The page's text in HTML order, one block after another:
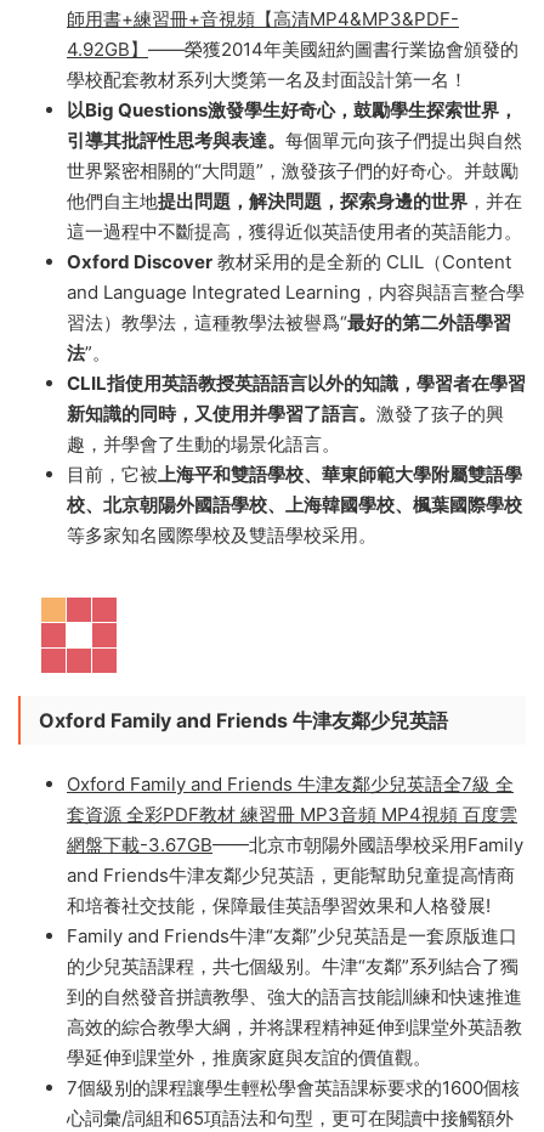
Oxford Discover第2版 牛津探索發現
Oxford Discover第2版 牛津探索發現 全6級學生用書+教
師用書+練習冊+音視頻【高清MP4&MP3&PDF-
4.92GB】——榮獲2014年美國紐約圖書行業協會頒發的
學校配套教材系列大獎第一名及封面設計第一名！
以Big Questions激發學生好奇心，鼓勵學生探索世界，
引導其批評性思考與表達。 每個單元向孩子們提出與自然
世界緊密相關的“大問題”，激發孩子們的好奇心。并鼓勵
他們自主地
這一過程中不斷提高，獲得近似英語使用者的英語能力。
Oxford Discover教材采用的是全新的 CLIL（Content
and Language Integrated Learning，内容與語言整合學
習法）教學法，這種教學法被譽爲“最好的第二外語學習
法”。
CLIL指使用英語教授英語語言以外的知識，學習者在學習
趣，并學會了生動的場景化語言。
目前，它被
Oxford Family and Friends 牛津友鄰少兒英語
Oxford Family and Friends 牛津友鄰少兒英語全7級 全
套資源 全彩PDF教材 練習冊 MP3音頻 MP4視頻 百度雲
網盤下載-3.67GB——北京市朝陽外國語學校采用Family
and Friends牛津友鄰少兒英語，更能幫助兒童提高情商
和培養社交技能，保障最佳英語學習效果和人格發展!
Family and Friends牛津“友鄰”少兒英語是一套原版進口
的少兒英語課程，共七個級别。牛津“友鄰”系列結合了獨